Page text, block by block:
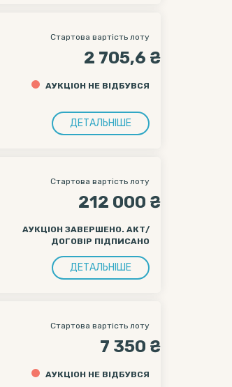
Стартова вартість лоту
2 705,6 ₴
АУКЦІОН НЕ ВІДБУВСЯ
ДЕТАЛЬНІШЕ
Стартова вартість лоту
212 000 ₴
АУКЦІОН ЗАВЕРШЕНО. АКТ/
ДОГОВІР ПІДПИСАНО
ДЕТАЛЬНІШЕ
Стартова вартість лоту
7 350 ₴
АУКЦІОН НЕ ВІДБУВСЯ